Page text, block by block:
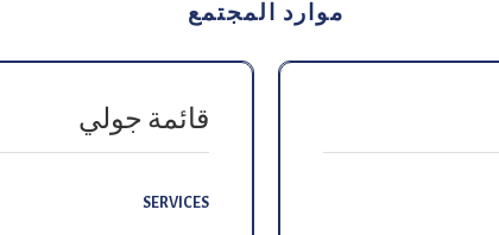
موارد المجتمع
قائمة جولي
SERVICES